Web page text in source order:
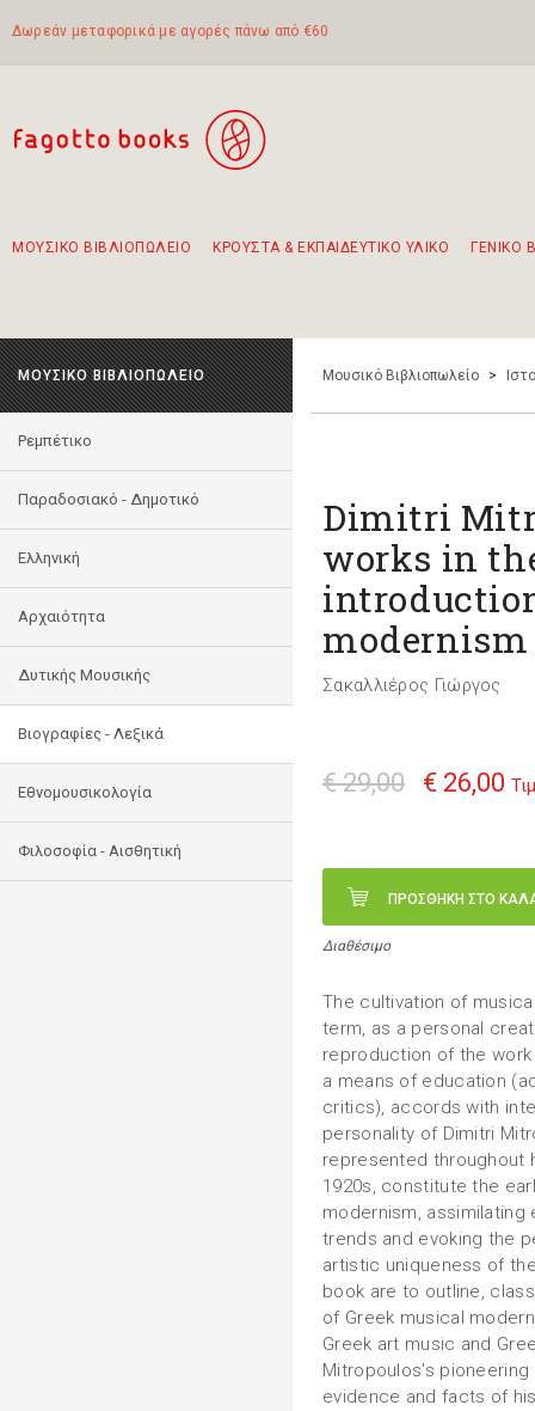
Δωρεάν μεταφορικά με αγορές πάνω από €60
ΜΟΥΣΙΚΟ ΒΙΒΛΙΟΠΩΛΕΙΟ ΚΡΟΥΣΤΑ & ΕΚΠΑΙΔΕΥΤΙΚΟ ΥΛΙΚΟ ΓΕΝΙΚΟ
ΜΟΥΣΙΚΟ ΒΙΒΛΙΟΠΩΛΕΙΟ
Ρεμπέτικο
Παραδοσιακό - Δημοτικό
Ελληνική
Αρχαιότητα
Δυτικής Μουσικής
Βιογραφίες - Λεξικά
Εθνομουσικολογία
Φιλοσοφία - Αισθητική
Μουσικό Βιβλιοπωλείο >
Dimitri
works in
modernism
Σακαλλιέρος Γιώργος
€ 29,00 € 26,00
ΠΡΟΣΘΗΚΗ ΣΤΟ
Διαθέσιμο
The cultivation of
term, as a personal
reproduction of the
a means of education
critics), accords with
personality of Dimitri
represented throughout
1920s, constitute the
modernism,
trends and evoking the
artistic uniqueness of
book are to outline,
of Greek musical
Greek art music and
Mitropoulos's
evidence and facts of